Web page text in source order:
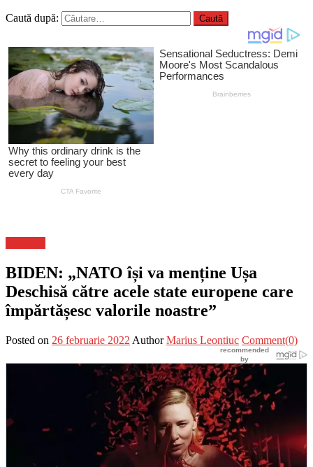
Caută după:
BIDEN: „NATO își va menține Ușa
Deschisă către acele state europene care
împărtășesc valorile noastre”
Posted on 26 februarie 2022 Author Marius Leontiuc Comment(0)